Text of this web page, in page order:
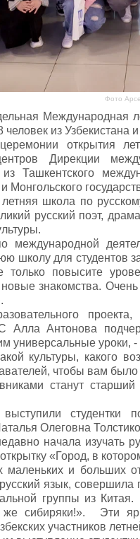
Фото
Международная
из Узбекистана
открытия
Дирекции
из Ташкентского
Монгольского
школа по
русский поэт,
международной
школу для студентов
повысите
знакомства.
Алла Антонова
универсальные
культуры, какого
чтобы вам
станут
студентки
Олеговна
начала изучать
«Город, в
и больших
русский язык,
группы из
сибиряки!». Эти
участников